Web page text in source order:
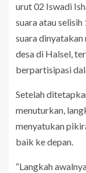
urut 02 Iswadi
suara atau
suara dinyatakan
desa di Halsel,
berpartisipasi
Setelah
menuturkan,
menyatukan
baik ke depan.
“Langkah